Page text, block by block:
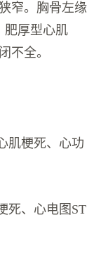
窄。胸骨左缘
肥厚型心肌
不全。
肌梗死、心功
死、心电图ST